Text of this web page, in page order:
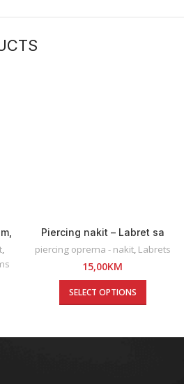
,
Piercing nakit – Labret sa
piercing oprema - nakit, Labrets
15,00KM
SELECT OPTIONS